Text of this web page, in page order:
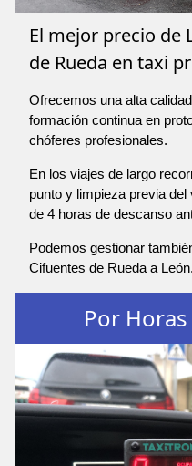
El mejor precio de
de Rueda en taxi
Ofrecemos una alta
formación continua en
chóferes profesionales.
En los viajes de largo
punto y limpieza previa
de 4 horas de descanso
Podemos gestionar
Cifuentes de Rueda a León.
Por